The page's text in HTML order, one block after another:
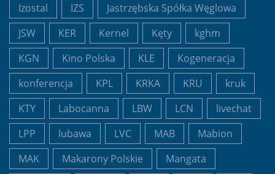
Izostal
IZS
Jastrzębska Spółka Węglowa
JSW
KER Kernel Kęty
kghm
KGN
Kino Polska KLE
Kogeneracja
konferencja
KPL KRKA KRU
kruk
KTY
Labocanna LBW LCN
livechat
LPP
lubawa LVC MAB
Mabion
MAK
Makarony Polskie
Mangata